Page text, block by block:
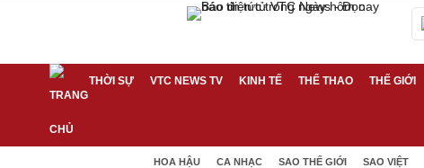
THỜI SỰ VTC NEWS TV KINH TẾ THỂ THAO THẾ GIỚI
HOA HẬU CA NHẠC SAO THẾ GIỚI SAO VIỆT